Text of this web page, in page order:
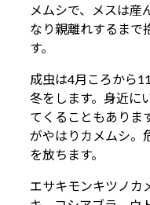
メムシで、メスは産
なり親離れするまで
す。
成虫は4月ころから
冬をします。身近に
てくることもありま
がやはりカメムシ。
を放ちます。
エサキモンキツノカ